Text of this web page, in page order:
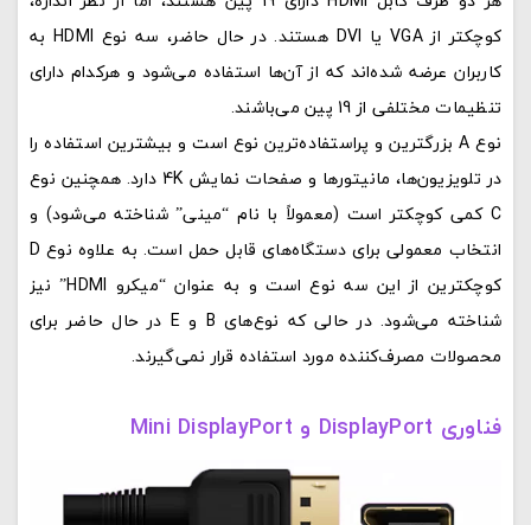
کوچکتر از VGA یا DVI هستند. در حال حاضر، سه نوع HDMI به
کاربران عرضه شده‌اند که از آن‌ها استفاده می‌شود و هرکدام دارای
تنظیمات مختلفی از 19 پین می‌باشند.
نوع A بزرگترین و پراستفاده‌ترین نوع است و بیشترین استفاده را
در تلویزیون‌ها، مانیتورها و صفحات نمایش 4K دارد. همچنین نوع
C کمی کوچکتر است (معمولاً با نام “مینی” شناخته می‌شود) و
انتخاب معمولی برای دستگاه‌های قابل حمل است. به علاوه نوع D
کوچکترین از این سه نوع است و به عنوان “میکرو HDMI” نیز
شناخته می‌شود. در حالی که نوع‌های B و E در حال حاضر برای
محصولات مصرف‌کننده مورد استفاده قرار نمی‌گیرند.
فناوری DisplayPort و Mini DisplayPort